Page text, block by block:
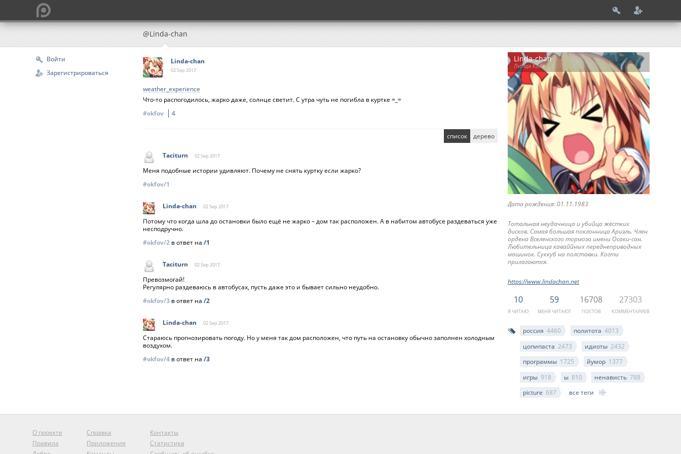
@Linda-chan
Войти
Зарегистрироваться
Linda-chan
Линда Кайе
Дата рождения: 01.11.1983
Тотальная неудачница и убийца жёстких
дисков. Самая большая поклонница Ариэль. Член
ордена Вселенского тормоза имени Осаки-сан.
Любительница каваййных переднеприводных
машинок. Суккуб на полставки. Когти
прилагаются.
https://www.lindachan.net
10
Я ЧИТАЮ
59
МЕНЯ ЧИТАЮТ
16708
ПОСТОВ
27303
КОММЕНТАРИЕВ
россия 4460 политота 4013
цопипаста 2473 идиоты 2432
программы 1725 йумор 1377
игры 918 ы 810 ненависть 788
picture 687 все теги
Linda-chan
02 Sep 2017
weather_experience
Что-то распогодилось, жарко даже, солнце светит. С утра чуть не погибла в куртке =_=
#okfov
4
список дерево
Taciturn 02 Sep 2017
Меня подобные истории удивляют. Почему не снять куртку если жарко?
#okfov/1
Linda-chan 02 Sep 2017
Потому что когда шла до остановки было ещё не жарко – дом так расположен. А в набитом автобусе раздеваться уже
несподручно.
#okfov/2 в ответ на /1
Taciturn 02 Sep 2017
Превозмогай!
Регулярно раздеваюсь в автобусах, пусть даже это и бывает сильно неудобно.
#okfov/3 в ответ на /2
Linda-chan 02 Sep 2017
Стараюсь прогнозировать погоду. Но у меня так дом расположен, что путь на остановку обычно заполнен холодным
воздухом.
#okfov/4 в ответ на /3
О проекте
Правила
Справка
Приложения
Контакты
Статистика